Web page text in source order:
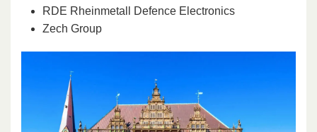
RDE Rheinmetall Defence Electronics
Zech Group